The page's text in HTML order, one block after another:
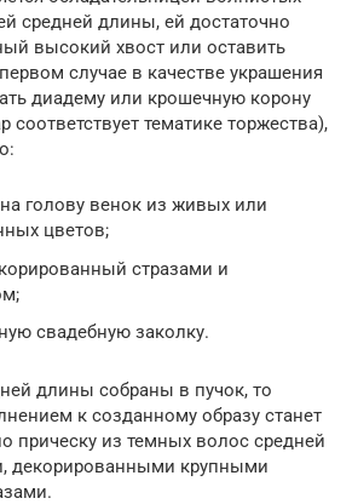
средней длины, ей достаточно
высокий хвост или оставить
случае в качестве украшения
диадему или крошечную корону
соответствует тематике торжества),
голову венок из живых или
цветов;
стразами и
свадебную заколку.
длины собраны в пучок, то
к созданному образу станет
прическу из темных волос средней
декорированными крупными